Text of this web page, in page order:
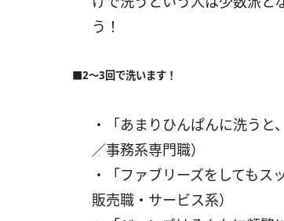
う！
■2～3回で洗います！
・「あまりひんぱんに洗う
／事務系専門職）
・「ファブリーズをしても
販売職・サービス系）